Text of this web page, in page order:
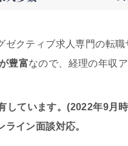
クティブ求人専門の転職
豊富なので、経理の年収
しています。(2022年9月
イン面談対応。